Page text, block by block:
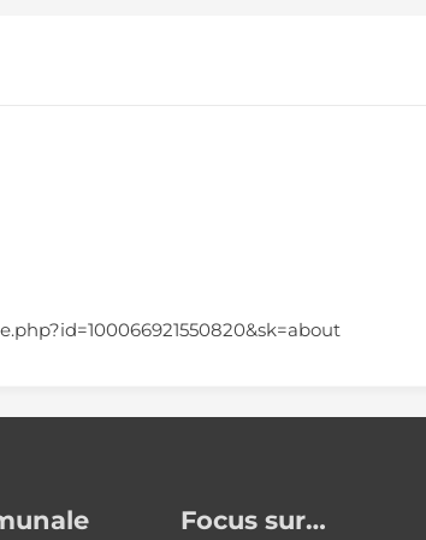
Focus sur…